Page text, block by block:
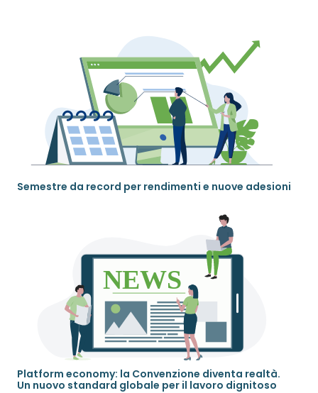
Semestre da record per rendimenti e nuove adesioni
Platform economy: la Convenzione diventa realtà.
Un nuovo standard globale per il lavoro dignitoso